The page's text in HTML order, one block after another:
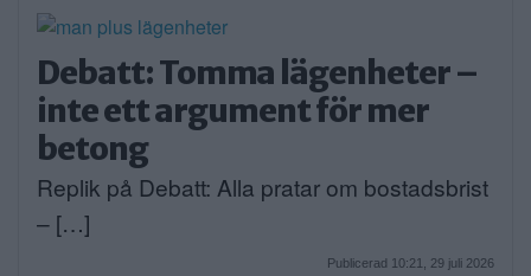
Debatt: Tomma lägenheter –
inte ett argument för mer
betong
Replik på Debatt: Alla pratar om bostadsbrist
– […]
Publicerad 10:21, 29 juli 2026